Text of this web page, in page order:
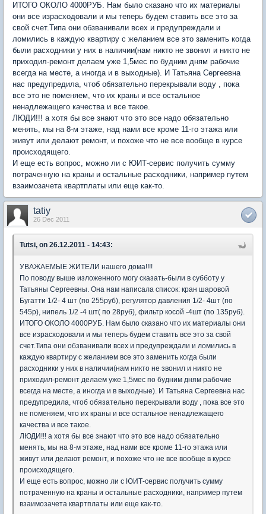
ИТОГО ОКОЛО 4000РУБ. Нам было сказано что их материалы
они все израсходовали и мы теперь будем ставить все это за
свой счет.Типа они обзванивали всех и предупреждали и
ломились в каждую квартиру с желанием все это заменить когда
были расходники у них в наличии(нам никто не звонил и никто не
приходил-ремонт делаем уже 1,5мес по будним дням рабочие
всегда на месте, а иногда и в выходные). И Татьяна Сергеевна
нас предупредила, чтоб обязательно перекрывали воду , пока
все это не поменяем, что их краны и все остальное
ненадлежащего качества и все такое.
ЛЮДИ!!! а хотя бы все знают что это все надо обязательно
менять, мы на 8-м этаже, над нами все кроме 11-го этажа или
живут или делают ремонт, и похоже что не все вообще в курсе
происходящего.
И еще есть вопрос, можно ли с ЮИТ-сервис получить сумму
потраченную на краны и остальные расходники, например путем
взаимозачета квартплаты или еще как-то.
tatiy
26 Dec 2011
Tutsi, on 26.12.2011 - 14:43:
УВАЖАЕМЫЕ ЖИТЕЛИ нашего дома!!!!
По поводу выше изложенного могу сказать-были в субботу у
Татьяны Сергеевны. Она нам написала список: кран шаровой
Бугатти 1/2- 4 шт (по 255руб), регулятор давления 1/2- 4шт (по
545р), нипель 1/2 -4 шт( по 28руб), фильтр косой -4шт (по 135руб).
ИТОГО ОКОЛО 4000РУБ. Нам было сказано что их материалы они
все израсходовали и мы теперь будем ставить все это за свой
счет.Типа они обзванивали всех и предупреждали и ломились в
каждую квартиру с желанием все это заменить когда были
расходники у них в наличии(нам никто не звонил и никто не
приходил-ремонт делаем уже 1,5мес по будним дням рабочие
всегда на месте, а иногда и в выходные). И Татьяна Сергеевна нас
предупредила, чтоб обязательно перекрывали воду , пока все это
не поменяем, что их краны и все остальное ненадлежащего
качества и все такое.
ЛЮДИ!!! а хотя бы все знают что это все надо обязательно
менять, мы на 8-м этаже, над нами все кроме 11-го этажа или
живут или делают ремонт, и похоже что не все вообще в курсе
происходящего.
И еще есть вопрос, можно ли с ЮИТ-сервис получить сумму
потраченную на краны и остальные расходники, например путем
взаимозачета квартплаты или еще как-то.